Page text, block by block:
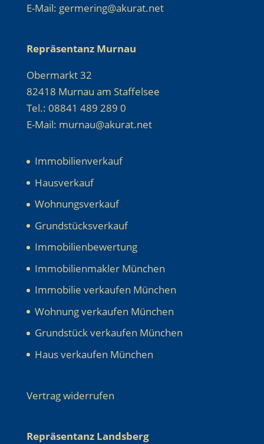
E-Mail: germering@akurat.net
Repräsentanz Murnau
Obermarkt 32
82418 Murnau am Staffelsee
Tel.: 08841 489 289 0
E-Mail: murnau@akurat.net
Immobilienverkauf
Hausverkauf
Wohnungsverkauf
Grundstücksverkauf
Immobilienbewertung
Immobilienmakler München
Immobilie verkaufen München
Wohnung verkaufen München
Grundstück verkaufen München
Haus verkaufen München
Vertrag widerrufen
Repräsentanz Landsberg